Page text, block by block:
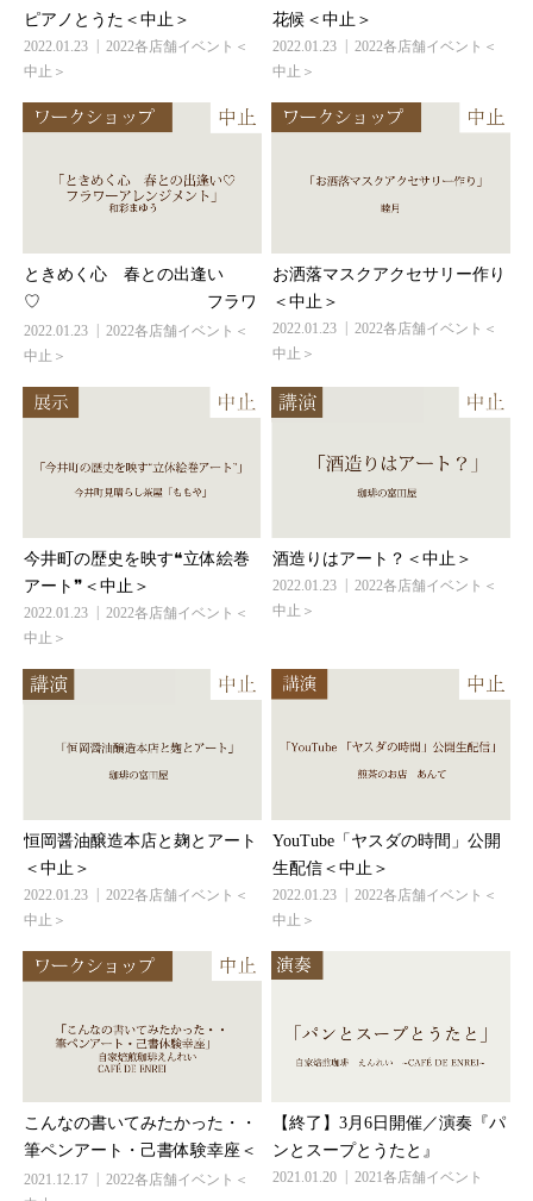
ピアノとうた＜中止＞
2022.01.23
2022各店舗イベント＜
中止＞
花候＜中止＞
2022.01.23
2022各店舗イベント＜
中止＞
ときめく心 春との出逢い
♡ フラ...
2022.01.23
2022各店舗イベント＜
中止＞
お洒落マスクアクセサリー作り
＜中止＞
2022.01.23
2022各店舗イベント＜
中止＞
今井町の歴史を映す❝立体絵巻
アート❞＜中止＞
2022.01.23
2022各店舗イベント＜
中止＞
酒造りはアート？＜中止＞
2022.01.23
2022各店舗イベント＜
中止＞
恒岡醤油醸造本店と麹とアート
＜中止＞
2022.01.23
2022各店舗イベント＜
中止＞
YouTube「ヤスダの時間」公開
生配信＜中止＞
2022.01.23
2022各店舗イベント＜
中止＞
こんなの書いてみたかった・・
筆ペンアート・己書体験幸座...
2021.12.17
2022各店舗イベント＜
【終了】3月6日開催／演奏『パ
ンとスープとうたと』
2021.01.20 2021各店舗イベント